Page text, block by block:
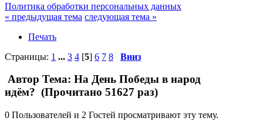
Политика обработки персональных данных
« предыдущая тема следующая тема »
Печать
Страницы: 1 ... 3 4 [5] 6 7 8 Вниз
Автор Тема: На День Победы в народ
идём? (Прочитано 51627 раз)
0 Пользователей и 2 Гостей просматривают эту тему.